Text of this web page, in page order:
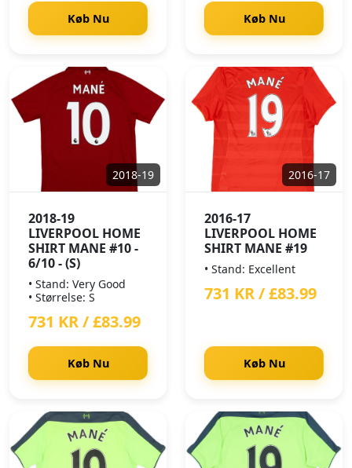
Køb Nu Køb Nu
2018-19
2018-19
LIVERPOOL HOME
SHIRT MANE #10 -
6/10 - (S)
• Stand: Very Good
• Størrelse: S
731 KR / £83.99
Køb Nu
2016-17
2016-17
LIVERPOOL HOME
SHIRT MANE #19
• Stand: Excellent
731 KR / £83.99
Køb Nu